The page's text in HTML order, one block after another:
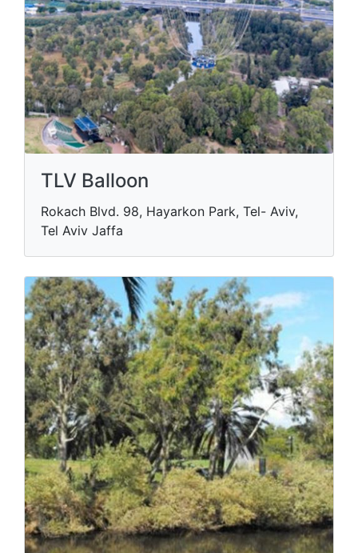
TLV Balloon
Rokach Blvd. 98, Hayarkon Park, Tel- Aviv,
Tel Aviv Jaffa